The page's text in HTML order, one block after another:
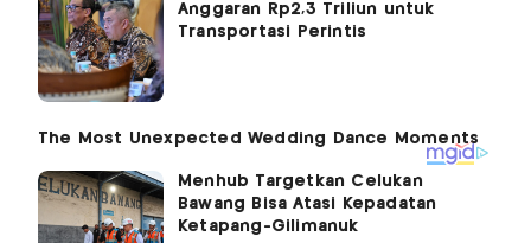
Anggaran Rp2,3 Triliun untuk
Transportasi Perintis
Menhub Targetkan Celukan
Bawang Bisa Atasi Kepadatan
Ketapang-Gilimanuk